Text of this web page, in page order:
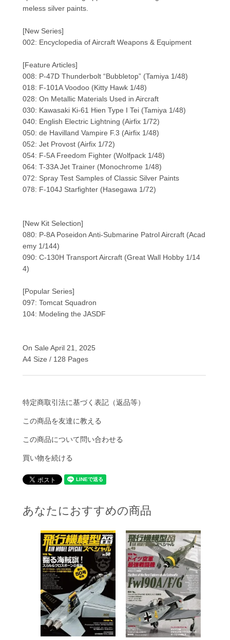
meless silver paints.
[New Series]
002: Encyclopedia of Aircraft Weapons & Equipment
[Feature Articles]
008: P-47D Thunderbolt “Bubbletop” (Tamiya 1/48)
018: F-101A Voodoo (Kitty Hawk 1/48)
028: On Metallic Materials Used in Aircraft
030: Kawasaki Ki-61 Hien Type I Tei (Tamiya 1/48)
040: English Electric Lightning (Airfix 1/72)
050: de Havilland Vampire F.3 (Airfix 1/48)
052: Jet Provost (Airfix 1/72)
054: F-5A Freedom Fighter (Wolfpack 1/48)
064: T-33A Jet Trainer (Monochrome 1/48)
072: Spray Test Samples of Classic Silver Paints
078: F-104J Starfighter (Hasegawa 1/72)
[New Kit Selection]
080: P-8A Poseidon Anti-Submarine Patrol Aircraft (Acad
emy 1/144)
090: C-130H Transport Aircraft (Great Wall Hobby 1/14
4)
[Popular Series]
097: Tomcat Squadron
104: Modeling the JASDF
On Sale April 21, 2025
A4 Size / 128 Pages
特定商取引法に基づく表記（返品等）
この商品を友達に教える
この商品について問い合わせる
買い物を続ける
あなたにおすすめの商品